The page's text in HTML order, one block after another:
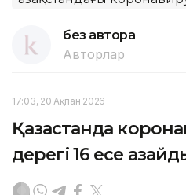
без автора
Авторлар
17:03, 20 Ақпан 2026
Қазақстанда
дерегі 16 есе